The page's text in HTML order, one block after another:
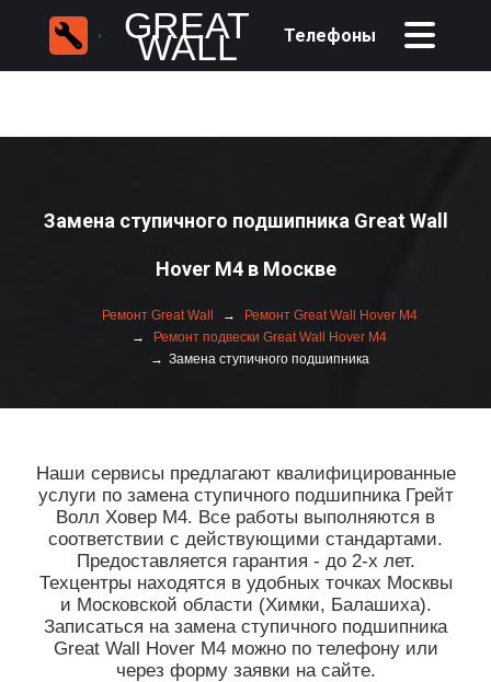
GREAT
WALL Телефоны
Замена ступичного подшипника Great Wall
Hover M4 в Москве
Ремонт Great Wall
Ремонт Great Wall Hover M4
Ремонт подвески Great Wall Hover M4
Замена ступичного подшипника
Наши сервисы предлагают квалифицированные
услуги по замена ступичного подшипника Грейт
Волл Ховер М4. Все работы выполняются в
соответствии с действующими стандартами.
Предоставляется гарантия - до 2-х лет.
Техцентры находятся в удобных точках Москвы
и Московской области (Химки, Балашиха).
Записаться на замена ступичного подшипника
Great Wall Hover M4 можно по телефону или
через форму заявки на сайте.